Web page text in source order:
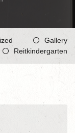
Gallery
Reitkindergarten